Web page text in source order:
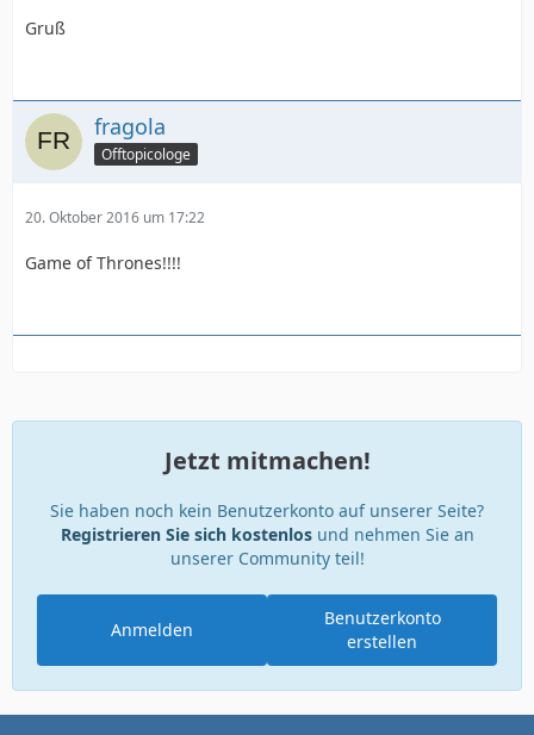
Gruß
fragola
Offtopicologe
20. Oktober 2016 um 17:22
Game of Thrones!!!!
Jetzt mitmachen!
Sie haben noch kein Benutzerkonto auf unserer Seite?
Registrieren Sie sich kostenlosund nehmen Sie an
unserer Community teil!
Benutzerkonto
erstellen
Anmelden